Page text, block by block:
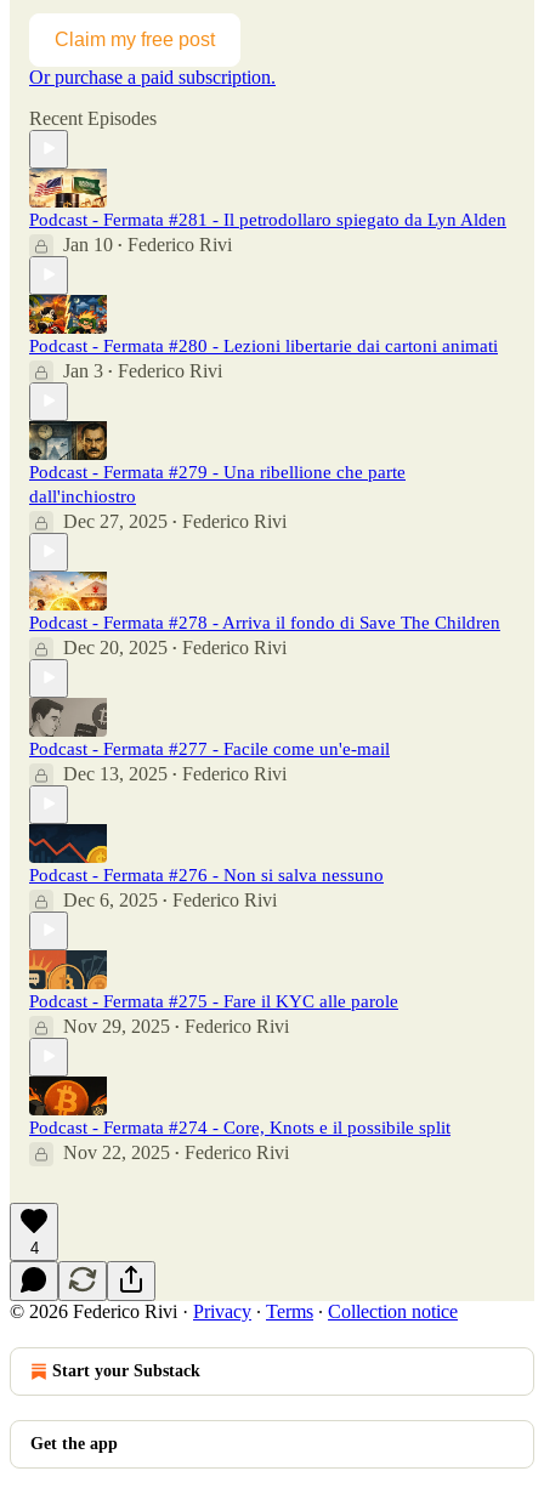
Claim my free post
Or purchase a paid subscription.
Recent Episodes
Podcast - Fermata #281 - Il petrodollaro spiegato da Lyn Alden
Jan 10 • Federico Rivi
Podcast - Fermata #280 - Lezioni libertarie dai cartoni animati
Jan 3 • Federico Rivi
Podcast - Fermata #279 - Una ribellione che parte
dall'inchiostro
Dec 27, 2025 • Federico Rivi
Podcast - Fermata #278 - Arriva il fondo di Save The Children
Dec 20, 2025 • Federico Rivi
Podcast - Fermata #277 - Facile come un'e-mail
Dec 13, 2025 • Federico Rivi
Podcast - Fermata #276 - Non si salva nessuno
Dec 6, 2025 • Federico Rivi
Podcast - Fermata #275 - Fare il KYC alle parole
Nov 29, 2025 • Federico Rivi
Podcast - Fermata #274 - Core, Knots e il possibile split
Nov 22, 2025 • Federico Rivi
4
© 2026 Federico Rivi · Privacy ∙ Terms ∙ Collection notice
Start your Substack
Get the app